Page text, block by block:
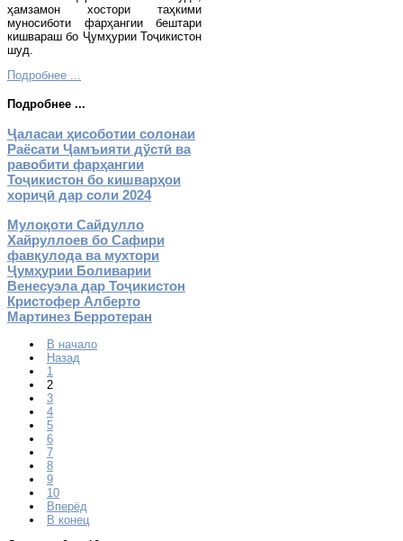
ҳамзамон хостори таҳкими
муносиботи фарҳангии бештари
кишвараш бо Ҷумҳурии Тоҷикистон
шуд.
Подробнее ...
Подробнее ...
Ҷаласаи ҳисоботии солонаи
Раёсати Ҷамъияти дўстӣ ва
равобити фарҳангии
Тоҷикистон бо кишварҳои
хориҷӣ дар соли 2024
Мулоқоти Сайдулло
Хайруллоев бо Сафири
фавқулода ва мухтори
Ҷумҳурии Боливарии
Венесуэла дар Тоҷикистон
Кристофер Алберто
Мартинез Берротеран
В начало
Назад
1
2
3
4
5
6
7
8
9
10
Вперёд
В конец